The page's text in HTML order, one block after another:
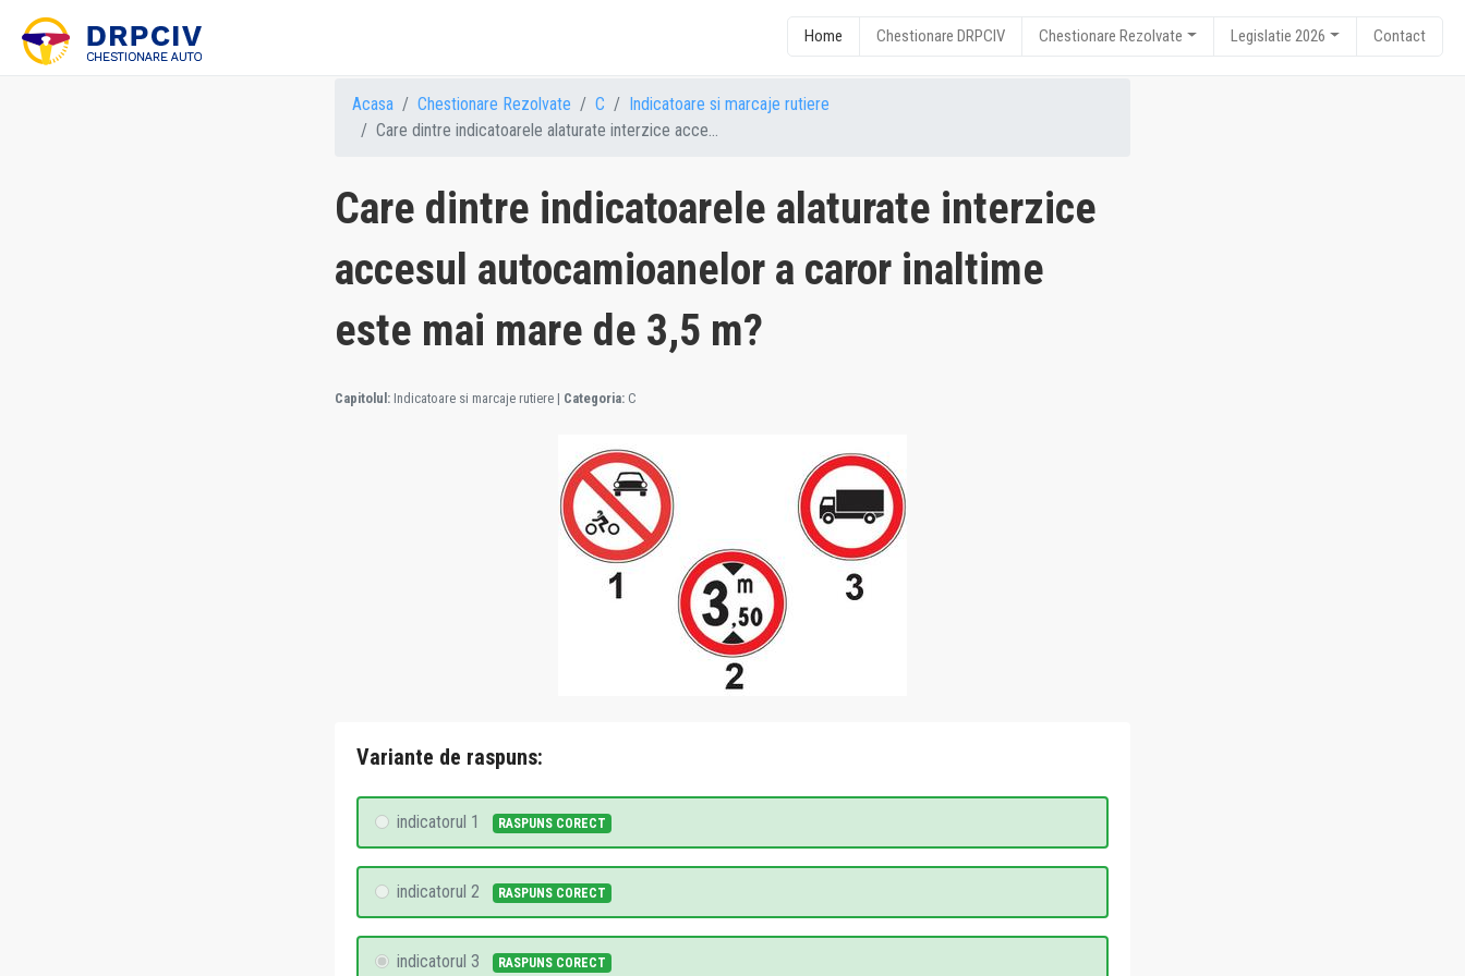
Home Chestionare DRPCIV Chestionare Rezolvate Legislatie 2026 Contact
Acasa Chestionare Rezolvate C
Indicatoare si marcaje rutiere
Care dintre indicatoarele alaturate interzice acce...
Care dintre indicatoarele alaturate interzice
accesul autocamioanelor a caror inaltime
este mai mare de 3,5 m?
Capitolul: Indicatoare si marcaje rutiere | Categoria: C
Variante de raspuns:
indicatorul 1 RASPUNS CORECT
indicatorul 2 RASPUNS CORECT
indicatorul 3 RASPUNS CORECT